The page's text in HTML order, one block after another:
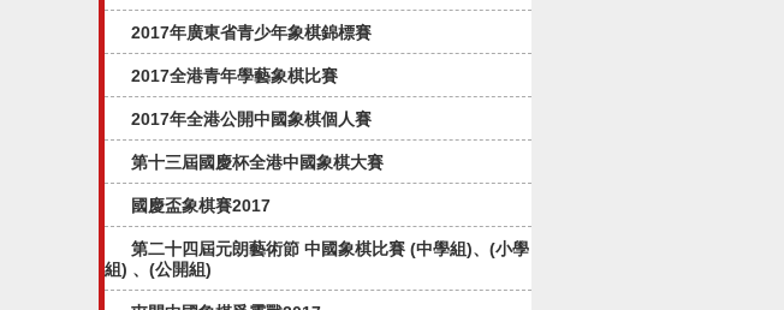
2017年廣東省青少年象棋錦標賽
2017全港青年學藝象棋比賽
2017年全港公開中國象棋個人賽
第十三屆國慶杯全港中國象棋大賽
國慶盃象棋賽2017
第二十四屆元朗藝術節 中國象棋比賽 (中學組)、(小學
組) 、(公開組)